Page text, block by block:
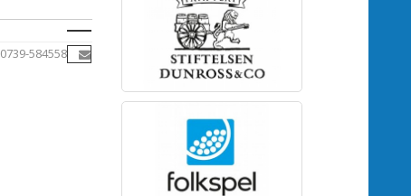
0739-584558